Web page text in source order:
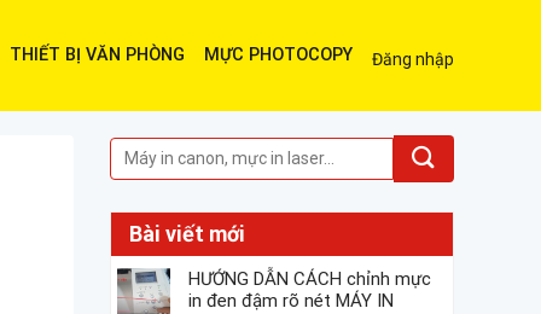
THIẾT BỊ VĂN PHÒNG MỰC PHOTOCOPY Đăng nhập
Bài viết mới
HƯỚNG DẪN CÁCH chỉnh mực
in đen đậm rõ nét MÁY IN